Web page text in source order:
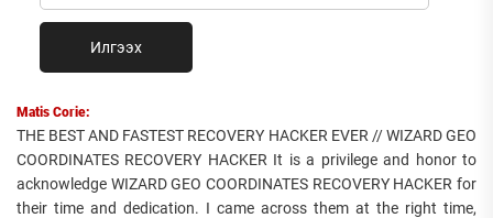
Илгээх
Matis Corie:
THE BEST AND FASTEST RECOVERY HACKER EVER // WIZARD GEO
COORDINATES RECOVERY HACKER It is a privilege and honor to
acknowledge WIZARD GEO COORDINATES RECOVERY HACKER for
their time and dedication. I came across them at the right time,